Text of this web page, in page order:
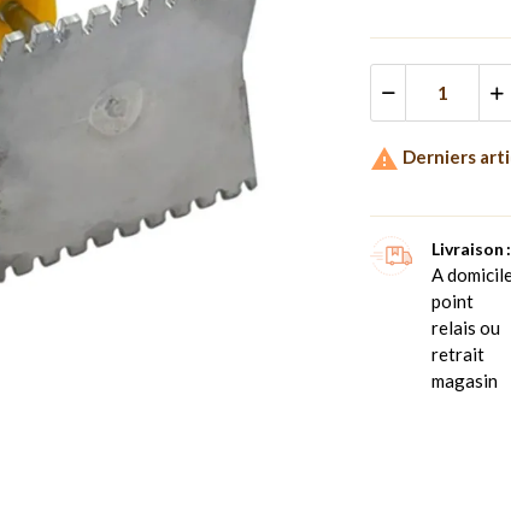
 Derniers
Livraison
A
point
relais ou
retrait
magasin